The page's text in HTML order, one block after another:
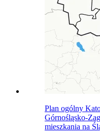
Plan ogólny
Górnośląsko-
mieszkania na